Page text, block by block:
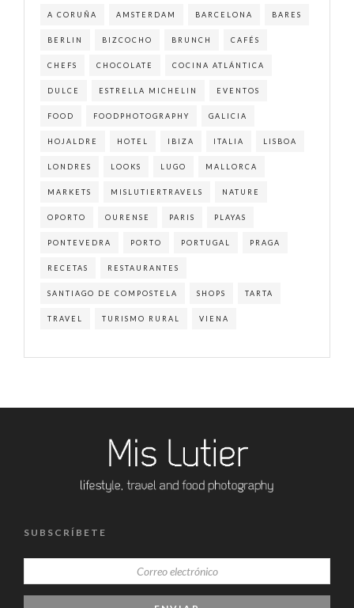
A CORUÑA AMSTERDAM BARCELONA BARES
BERLIN BIZCOCHO BRUNCH CAFÉS
CHEFS CHOCOLATE COCINA ATLÁNTICA
DULCE ESTRELLA MICHELIN EVENTOS
FOOD FOODPHOTOGRAPHY GALICIA
HOJALDRE HOTEL IBIZA ITALIA LISBOA
LONDRES LOOKS LUGO MALLORCA
MARKETS MISLUTIERTRAVELS NATURE
OPORTO OURENSE PARIS PLAYAS
PONTEVEDRA PORTO PORTUGAL PRAGA
RECETAS RESTAURANTES
SANTIAGO DE COMPOSTELA SHOPS TARTA
TRAVEL TURISMO RURAL VIENA
SUBSCRÍBETE